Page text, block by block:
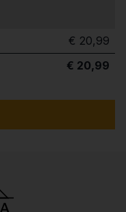
€ 20,99
€ 20,99